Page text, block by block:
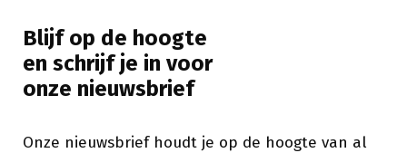
Blijf op de hoogte
en schrijf je in voor
onze nieuwsbrief
Onze nieuwsbrief houdt je op de hoogte van al